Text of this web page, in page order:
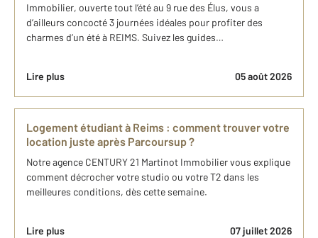
Immobilier, ouverte tout l’été au 9 rue des Élus, vous a
d’ailleurs concocté 3 journées idéales pour profiter des
charmes d’un été à REIMS. Suivez les guides…
Lire plus 05 août 2026
Logement étudiant à Reims : comment trouver votre
location juste après Parcoursup ?
Notre agence CENTURY 21 Martinot Immobilier vous explique
comment décrocher votre studio ou votre T2 dans les
meilleures conditions, dès cette semaine.
Lire plus 07 juillet 2026